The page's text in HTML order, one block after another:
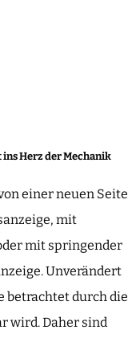
ins Herz der Mechanik
einer neuen Seite
mit
mit springender
Unverändert
betrachtet durch die
wird. Daher sind